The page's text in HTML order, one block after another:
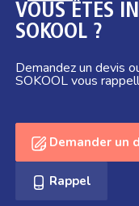
VOUS ÊTES
SOKOOL ?
Demandez un devis
SOKOOL vous
Demander un
Rappel